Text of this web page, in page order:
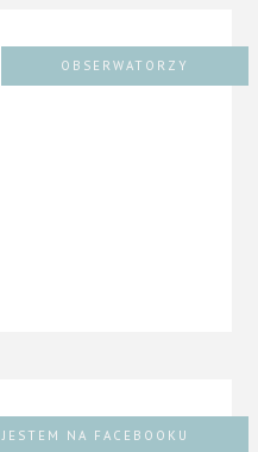
OBSERWATORZY
JESTEM NA FACEBOOKU